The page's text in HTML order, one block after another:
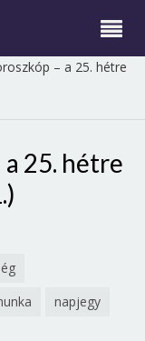
– a 25. hétre
25. hétre
napjegy